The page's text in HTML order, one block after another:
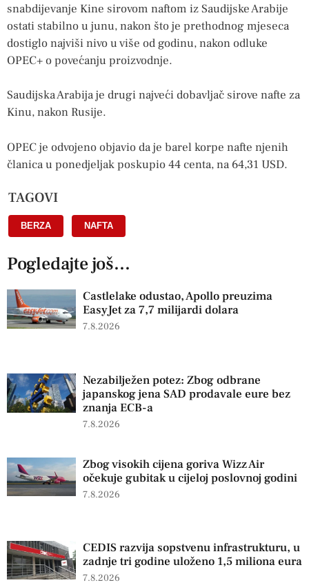
snabdijevanje Kine sirovom naftom iz Saudijske Arabije
ostati stabilno u junu, nakon što je prethodnog mjeseca
dostiglo najviši nivo u više od godinu, nakon odluke
OPEC+ o povećanju proizvodnje.
Saudijska Arabija je drugi najveći dobavljač sirove nafte za
Kinu, nakon Rusije.
OPEC je odvojeno objavio da je barel korpe nafte njenih
članica u ponedjeljak poskupio 44 centa, na 64,31 USD.
TAGOVI
BERZA NAFTA
Pogledajte još...
Castlelake odustao, Apollo preuzima
EasyJet za 7,7 milijardi dolara
7.8.2026
Nezabilježen potez: Zbog odbrane
japanskog jena SAD prodavale eure bez
znanja ECB-a
7.8.2026
Zbog visokih cijena goriva Wizz Air
očekuje gubitak u cijeloj poslovnoj godini
7.8.2026
CEDIS razvija sopstvenu infrastrukturu, u
zadnje tri godine uloženo 1,5 miliona eura
7.8.2026